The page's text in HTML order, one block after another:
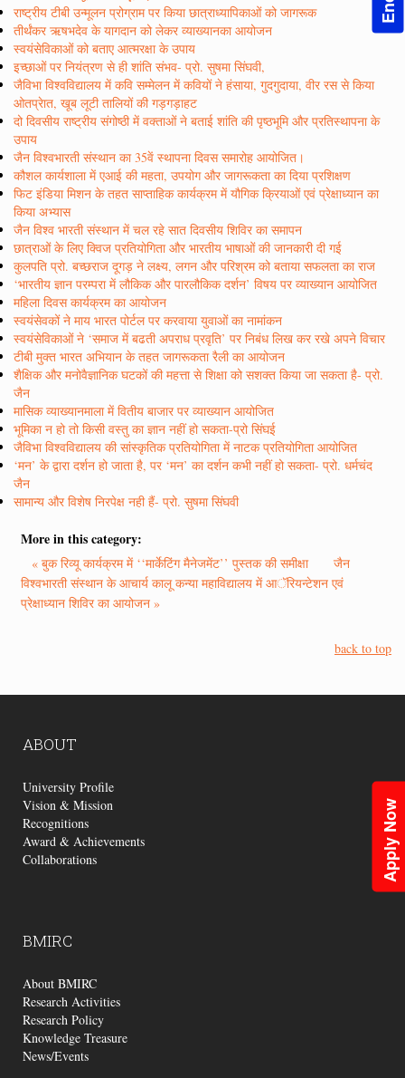
Apply Now
राष्ट्रीय टीबी उन्मूलन प्रोग्राम पर किया छात्राध्यापिकाओं को जागरूक
तीर्थंकर ऋषभदेव के यागदान को लेकर व्याख्यानका आयोजन
स्वयंसेविकाओं को बताए आत्मरक्षा के उपाय
इच्छाओं पर नियंत्रण से ही शांति संभव- प्रो. सुषमा सिंघवी,
जैविभा विश्वविद्यालय में कवि सम्मेलन में कवियों ने हंसाया, गुदगुदाया, वीर रस से किया
ओतप्रेात, खूब लूटी तालियों की गड़गड़ाहट
दो दिवसीय राष्ट्रीय संगोष्ठी में वक्ताओं ने बताई शांति की पृष्ठभूमि और प्रतिस्थापना के
उपाय
जैन विश्वभारती संस्थान का 35वें स्थापना दिवस समारोह आयोजित।
कौशल कार्यशाला में एआई की महता, उपयोग और जागरूकता का दिया प्रशिक्षण
फिट इंडिया मिशन के तहत साप्ताहिक कार्यक्रम में यौगिक क्रियाओं एवं प्रेक्षाध्यान का
किया अभ्यास
जैन विश्व भारती संस्थान में चल रहे सात दिवसीय शिविर का समापन
छात्राओं के लिए क्विज प्रतियोगिता और भारतीय भाषाओं की जानकारी दी गई
कुलपति प्रो. बच्छराज दूगड़ ने लक्ष्य, लगन और परिश्रम को बताया सफलता का राज
‘भारतीय ज्ञान परम्परा में लौकिक और पारलौकिक दर्शन’ विषय पर व्याख्यान आयोजित
महिला दिवस कार्यक्रम का आयोजन
स्वयंसेवकों ने माय भारत पोर्टल पर करवाया युवाओं का नामांकन
स्वयंसेविकाओं ने ‘समाज में बढती अपराध प्रवृति’ पर निबंध लिख कर रखे अपने विचार
टीबी मुक्त भारत अभियान के तहत जागरूकता रैली का आयोजन
शैक्षिक और मनोवैज्ञानिक घटकों की महत्ता से शिक्षा को सशक्त किया जा सकता है- प्रो.
जैन
मासिक व्याख्यानमाला में वितीय बाजार पर व्याख्यान आयोजित
भूमिका न हो तो किसी वस्तु का ज्ञान नहीं हो सकता-प्रो सिंघई
जैविभा विश्वविद्यालय की सांस्कृतिक प्रतियोगिता में नाटक प्रतियोगिता आयोजित
‘मन’ के द्वारा दर्शन हो जाता है, पर ‘मन’ का दर्शन कभी नहीं हो सकता- प्रो. धर्मचंद
जैन
सामान्य और विशेष निरपेक्ष नही हैं- प्रो. सुषमा सिंघवी
More in this category:
« बुक रिव्यू कार्यक्रम में ‘‘मार्केटिंग मैनेजमेंट’’ पुस्तक की समीक्षा
जैन
विश्वभारती संस्थान के आचार्य कालू कन्या महाविद्यालय में आॅरियन्टेशन एवं
प्रेक्षाध्यान शिविर का आयोजन »
back to top
ABOUT
University Profile
Vision & Mission
Recognitions
Award & Achievements
Collaborations
BMIRC
About BMIRC
Research Activities
Research Policy
Knowledge Treasure
News/Events